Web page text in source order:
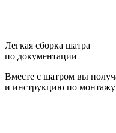
Легкая сборка шатра
по документации
Вместе с шатром вы
и инструкцию по монтажу